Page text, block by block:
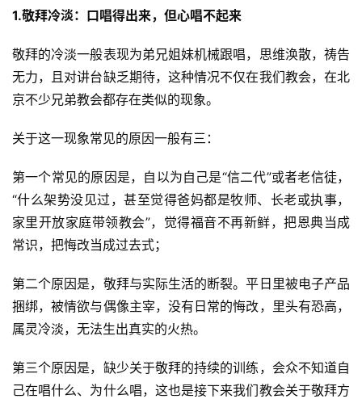
关
于
我
们
1.敬拜冷淡：口唱得出来，但心唱不起来
敬拜的冷淡一般表现为弟兄姐妹机械跟唱，思维涣散，祷告
无力，且对讲台缺乏期待，这种情况不仅在我们教会，在北
京不少兄弟教会都存在类似的现象。
关于这一现象常见的原因一般有三：
第一个常见的原因是，自以为自己是“信二代”或者老信徒，
“什么架势没见过，甚至觉得爸妈都是牧师、长老或执事，
家里开放家庭带领教会”，觉得福音不再新鲜，把恩典当成
常识，把悔改当成过去式；
第二个原因是，敬拜与实际生活的断裂。平日里被电子产品
捆绑，被情欲与偶像主宰，没有日常的悔改，里头有恐高，
属灵冷淡，无法生出真实的火热。
第三个原因是，缺少关于敬拜的持续的训练，会众不知道自
己在唱什么、为什么唱，这也是接下来我们教会关于敬拜方